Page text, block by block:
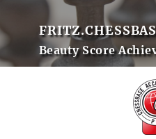
Beauty Score